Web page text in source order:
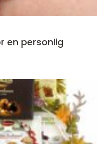
en personlig